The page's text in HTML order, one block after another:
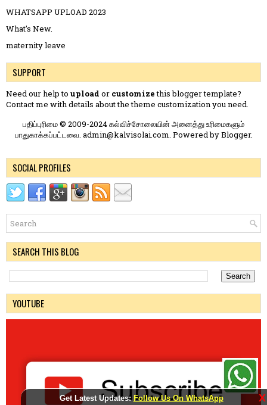
Get Latest Updates: Follow Us On WhatsApp X
WHATSAPP UPLOAD 2023
What's New.
maternity leave
SUPPORT
Need our help to upload or customizethis blogger template?
Contact me with details about the theme customization you need.
பதிப்புரிமை © 2009-2024 கல்விச்சோலையின் அனைத்து உரிமைகளும்
பாதுகாக்கப்பட்டவை. admin@kalvisolai.com. Powered byBlogger.
SOCIAL PROFILES
SEARCH THIS BLOG
YOUTUBE